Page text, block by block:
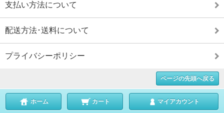
支払い方法について
配送方法･送料について
プライバシーポリシー
ページの先頭へ戻る
ホーム カート マイアカウント